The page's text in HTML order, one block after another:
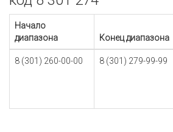
Начало
диапазона
Конец диапазона
8 (301) 260-00-00 8 (301) 279-99-99